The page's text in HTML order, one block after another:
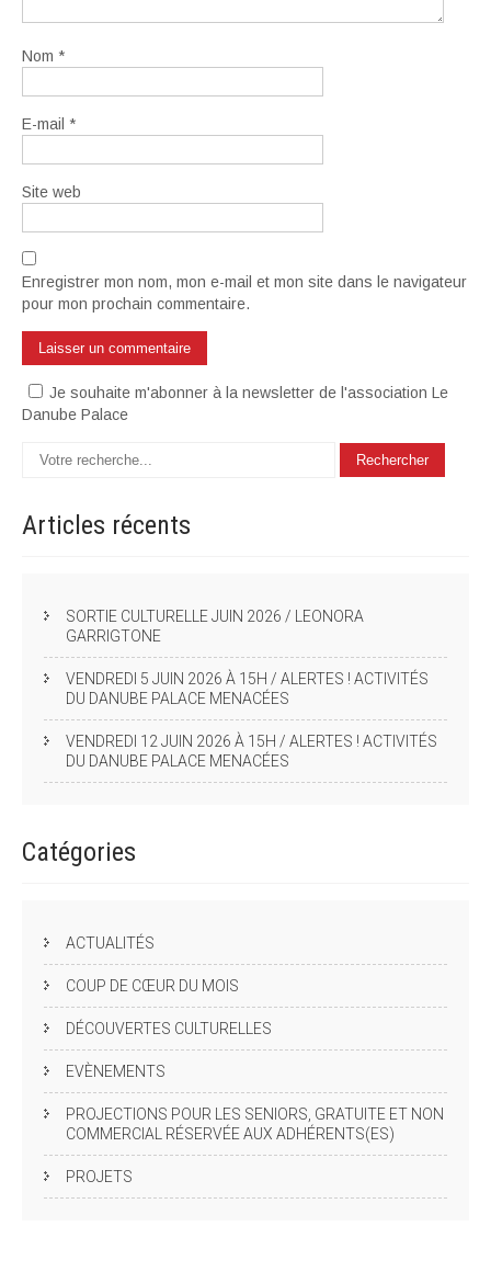
Nom *
E-mail *
Site web
Enregistrer mon nom, mon e-mail et mon site dans le navigateur
pour mon prochain commentaire.
Je souhaite m'abonner à la newsletter de l'association Le
Danube Palace
Articles récents
SORTIE CULTURELLE JUIN 2026 / LEONORA
GARRIGTONE
VENDREDI 5 JUIN 2026 À 15H / ALERTES ! ACTIVITÉS
DU DANUBE PALACE MENACÉES
VENDREDI 12 JUIN 2026 À 15H / ALERTES ! ACTIVITÉS
DU DANUBE PALACE MENACÉES
Catégories
ACTUALITÉS
COUP DE CŒUR DU MOIS
DÉCOUVERTES CULTURELLES
EVÈNEMENTS
PROJECTIONS POUR LES SENIORS, GRATUITE ET NON
COMMERCIAL RÉSERVÉE AUX ADHÉRENTS(ES)
PROJETS